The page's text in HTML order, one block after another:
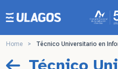
Ulagos
Home > Técnico Universitario en